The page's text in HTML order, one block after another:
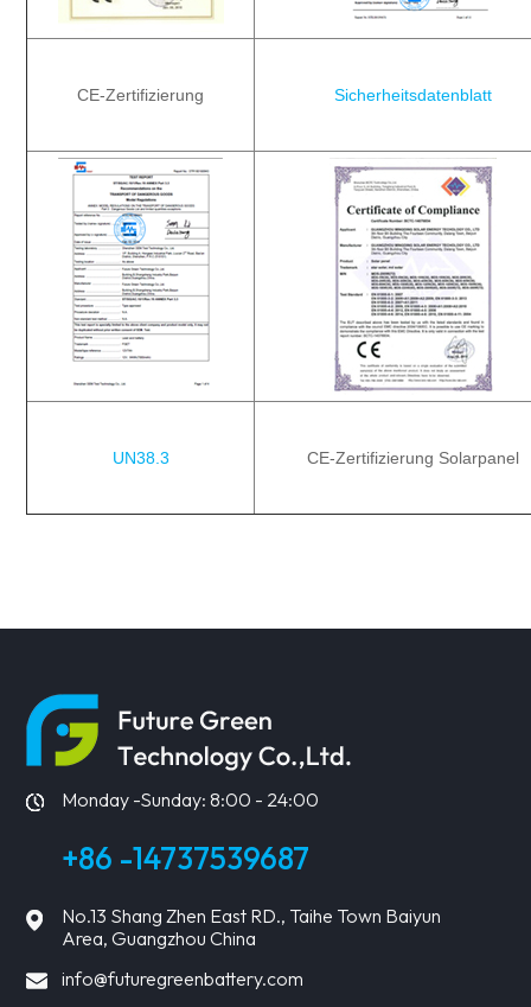
CE-Zertifizierung Sicherheitsdatenblatt
UN38.3 CE-Zertifizierung Solarpanel
Monday -Sunday: 8:00 - 24:00
+86 -14737539687
No.13 Shang Zhen East RD., Taihe Town Baiyun
Area, Guangzhou China
info@futuregreenbattery.com